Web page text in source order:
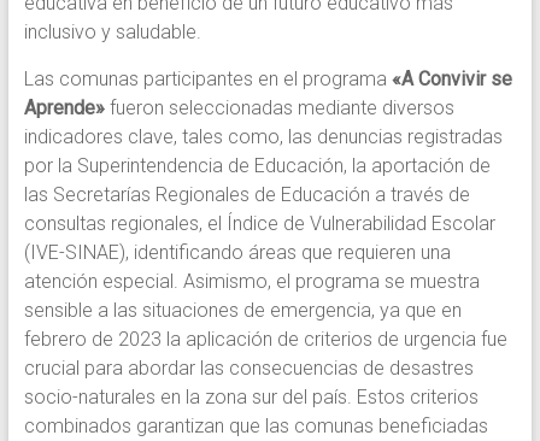
inclusivo y saludable.
Las comunas participantes en el programa «A Convivir se
Aprende» fueron seleccionadas mediante diversos
indicadores clave, tales como, las denuncias registradas
por la Superintendencia de Educación, la aportación de
las Secretarías Regionales de Educación a través de
consultas regionales, el Índice de Vulnerabilidad Escolar
(IVE-SINAE), identificando áreas que requieren una
atención especial. Asimismo, el programa se muestra
sensible a las situaciones de emergencia, ya que en
febrero de 2023 la aplicación de criterios de urgencia fue
crucial para abordar las consecuencias de desastres
socio-naturales en la zona sur del país. Estos criterios
combinados garantizan que las comunas beneficiadas